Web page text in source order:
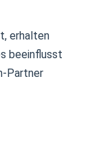
erhalten
beeinflusst
Partner